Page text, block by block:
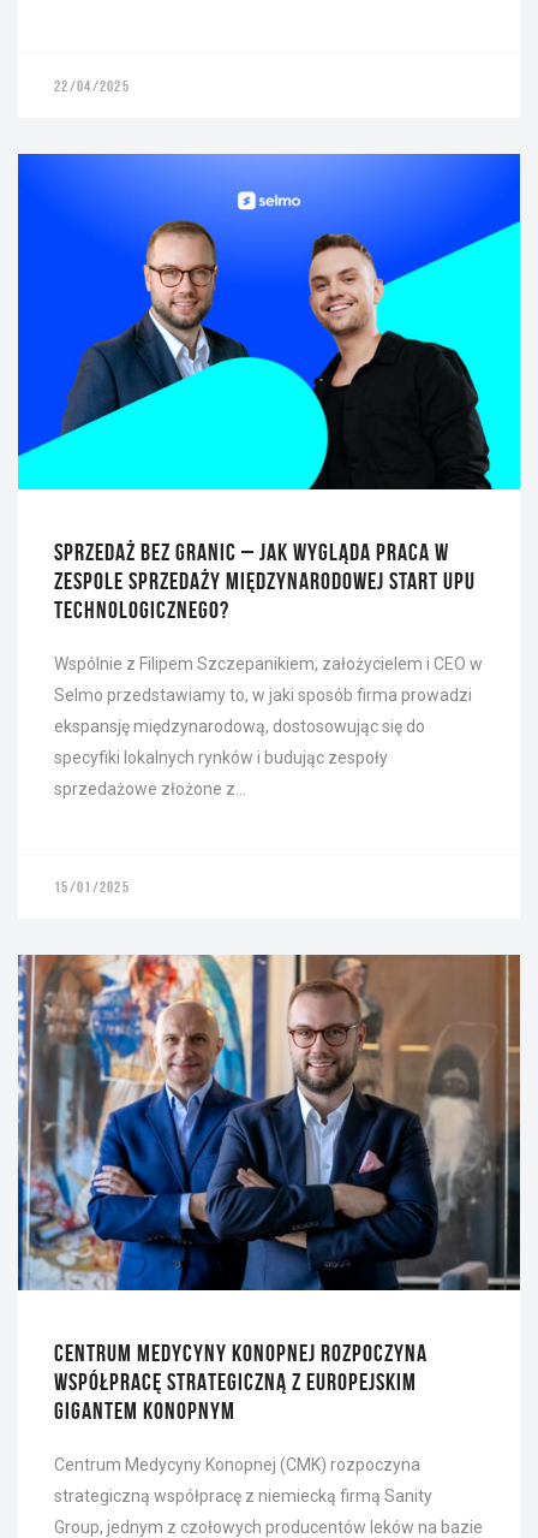
22/04/2025
SPRZEDAŻ BEZ GRANIC – JAK WYGLĄDA PRACA W
ZESPOLE SPRZEDAŻY MIĘDZYNARODOWEJ START UPU
TECHNOLOGICZNEGO?
Wspólnie z Filipem Szczepanikiem, założycielem i CEO w
Selmo przedstawiamy to, w jaki sposób firma prowadzi
ekspansję międzynarodową, dostosowując się do
specyfiki lokalnych rynków i budując zespoły
sprzedażowe złożone z…
15/01/2025
CENTRUM MEDYCYNY KONOPNEJ ROZPOCZYNA
WSPÓŁPRACĘ STRATEGICZNĄ Z EUROPEJSKIM
GIGANTEM KONOPNYM
Centrum Medycyny Konopnej (CMK) rozpoczyna
strategiczną współpracę z niemiecką firmą Sanity
Group, jednym z czołowych producentów leków na bazie